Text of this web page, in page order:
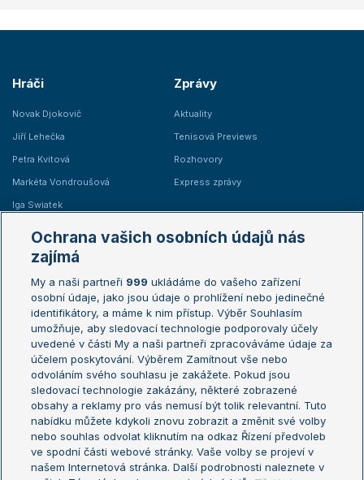
Hráči
Novak Djokovič
Jiří Lehečka
Petra Kvitová
Markéta Vondroušová
Iga Swiatek
Zprávy
Aktuality
Tenisová Previews
Rozhovory
Express zprávy
Žebříčky
Žebříček ATP (muži)
Žebříček WTA (ženy)
Sázkařský žebříček
Australian Open
French Open
Wimbledon
US Open
Turnaj mistrů
Turnaj mistryň
Aktualní trendy
Fotbalové přestupy
Livesport Daily
Ochrana vašich osobních údajů nás
zajímá
My a naši partneři 999 ukládáme do vašeho zařízení
osobní údaje, jako jsou údaje o prohlížení nebo jedinečné
identifikátory, a máme k nim přístup. Výběr Souhlasím
umožňuje, aby sledovací technologie podporovaly účely
uvedené v části My a naši partneři zpracováváme údaje za
účelem poskytování. Výběrem Zamítnout vše nebo
odvoláním svého souhlasu je zakážete. Pokud jsou
sledovací technologie zakázány, některé zobrazené
obsahy a reklamy pro vás nemusí být tolik relevantní. Tuto
nabídku můžete kdykoli znovu zobrazit a změnit své volby
nebo souhlas odvolat kliknutím na odkaz Řízení předvoleb
ve spodní části webové stránky. Vaše volby se projeví v
našem Internetová stránka. Další podrobnosti naleznete v